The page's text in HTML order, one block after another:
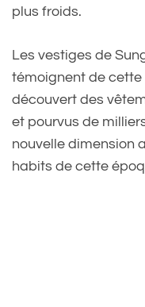
plus froids.
Les vestiges de
témoignent de cette
découvert des
et pourvus de
nouvelle dimension
habits de cette